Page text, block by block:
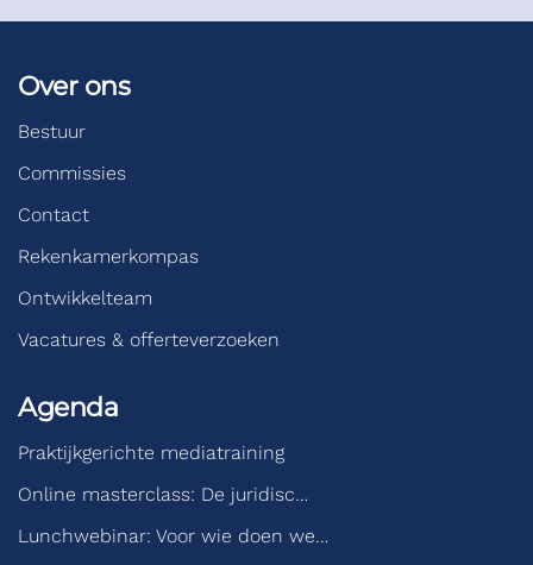
Over ons
Bestuur
Commissies
Contact
Rekenkamerkompas
Ontwikkelteam
Vacatures & offerteverzoeken
Agenda
Praktijkgerichte mediatraining
Online masterclass: De juridisc…
Lunchwebinar: Voor wie doen we…